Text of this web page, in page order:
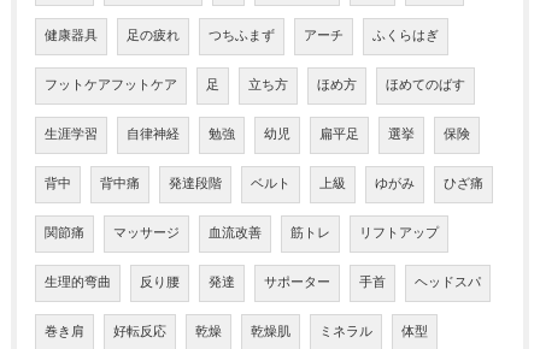
健康器具 足の疲れ つちふまず アーチ ふくらはぎ
フットケアフットケア 足 立ち方 ほめ方 ほめてのばす
生涯学習 自律神経 勉強 幼児 扁平足 選挙 保険
背中 背中痛 発達段階 ベルト 上級 ゆがみ ひざ痛
関節痛 マッサージ 血流改善 筋トレ リフトアップ
生理的弯曲 反り腰 発達 サポーター 手首 ヘッドスパ
巻き肩 好転反応 乾燥 乾燥肌 ミネラル 体型